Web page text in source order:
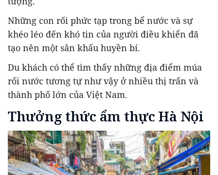
Những con rối phức tạp trong bể nước và sự
khéo léo đến khó tin của người điều khiển đã
tạo nên một sân khấu huyền bí.
Du khách có thể tìm thấy những địa điểm múa
rối nước tương tự như vậy ở nhiều thị trấn và
thành phố lớn của Việt Nam.
Thưởng thức ẩm thực Hà Nội